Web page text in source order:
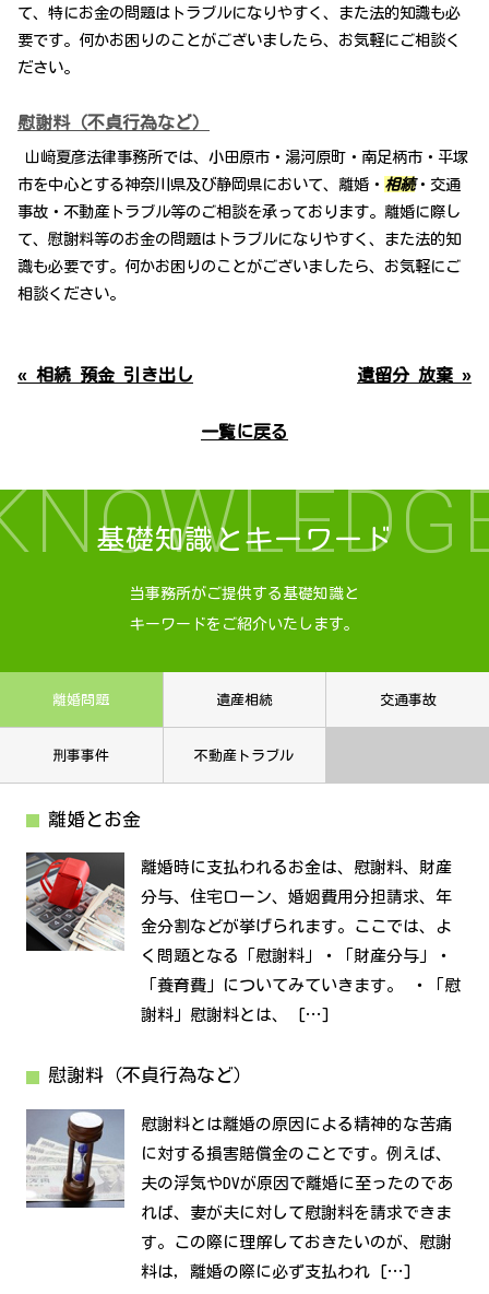
て、特にお金の問題はトラブルになりやすく、また法的知識も必
要です。何かお困りのことがございましたら、お気軽にご相談く
ださい。
慰謝料（不貞行為など）
山﨑夏彦法律事務所では、小田原市・湯河原町・南足柄市・平塚
市を中心とする神奈川県及び静岡県において、離婚・ 相続・交通
事故・不動産トラブル等のご相談を承っております。離婚に際し
て、慰謝料等のお金の問題はトラブルになりやすく、また法的知
識も必要です。何かお困りのことがございましたら、お気軽にご
相談ください。
« 相続 預金 引き出し 遺留分 放棄 »
一覧に戻る
基礎知識とキーワード
当事務所がご提供する基礎知識と
キーワードをご紹介いたします。
離婚問題 遺産相続 交通事故
刑事事件 不動産トラブル
離婚とお金
離婚時に支払われるお金は、慰謝料、財産
分与、住宅ローン、婚姻費用分担請求、年
金分割などが挙げられます。ここでは、よ
く問題となる「慰謝料」・「財産分与」・
「養育費」についてみていきます。 ・「慰
謝料」慰謝料とは、 […]
慰謝料（不貞行為など）
慰謝料とは離婚の原因による精神的な苦痛
に対する損害賠償金のことです。例えば、
夫の浮気やDVが原因で離婚に至ったのであ
れば、妻が夫に対して慰謝料を請求できま
す。この際に理解しておきたいのが、慰謝
料は，離婚の際に必ず支払われ […]